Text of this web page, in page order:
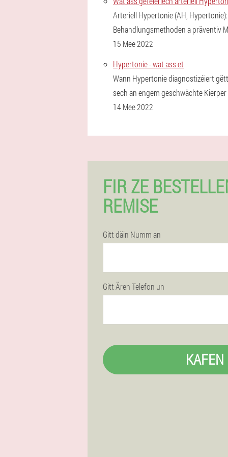
Arteriell Hypertonie (AH,
Behandlungsmethoden a präventiv
15 Mee 2022
Hypertonie - wat ass et
Wann Hypertonie diagnostizéiert
sech an engem geschwächte
14 Mee 2022
FIR ZE
REMISE
Gitt däin Numm an
Gitt Ären Telefon un
KAFEN